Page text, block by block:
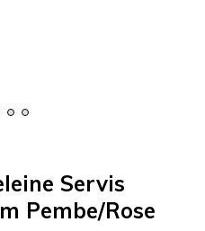
Servis
Pembe/Rose